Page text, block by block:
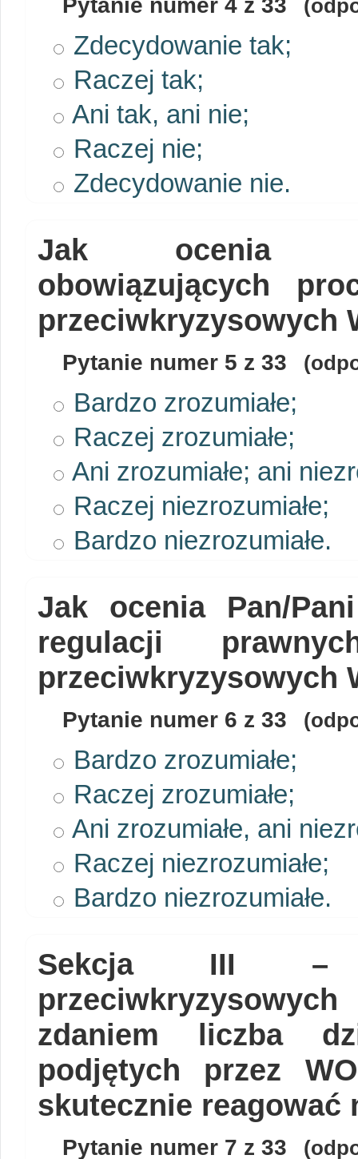
Pytanie numer 4 z 33
Zdecydowanie tak;
Raczej tak;
Ani tak, ani nie;
Raczej nie;
Zdecydowanie nie.
Jak ocenia
obowiązujących
przeciwkryzysowych
Pytanie numer 5 z 33
Bardzo zrozumiałe;
Raczej zrozumiałe;
Ani zrozumiałe; ani
Raczej niezrozumiałe;
Bardzo niezrozumiałe.
Jak ocenia Pan/
regulacji
przeciwkryzysowych
Pytanie numer 6 z 33
Bardzo zrozumiałe;
Raczej zrozumiałe;
Ani zrozumiałe, ani
Raczej niezrozumiałe;
Bardzo niezrozumiałe.
Sekcja III –
zdaniem liczba
podjętych przez
skutecznie reagować
Pytanie numer 7 z 33